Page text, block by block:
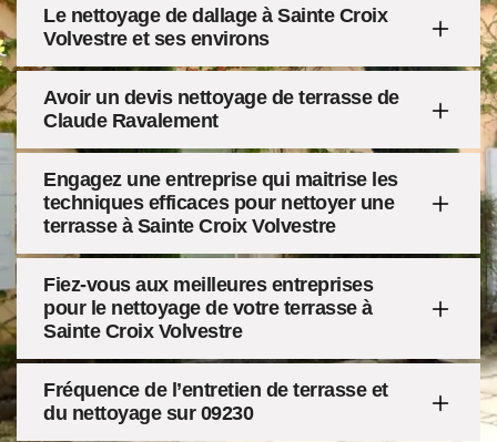
Le nettoyage de dallage à Sainte Croix
Volvestre et ses environs
Avoir un devis nettoyage de terrasse de
Claude Ravalement
Engagez une entreprise qui maitrise les
techniques efficaces pour nettoyer une
terrasse à Sainte Croix Volvestre
Fiez-vous aux meilleures entreprises
pour le nettoyage de votre terrasse à
Sainte Croix Volvestre
Fréquence de l’entretien de terrasse et
du nettoyage sur 09230